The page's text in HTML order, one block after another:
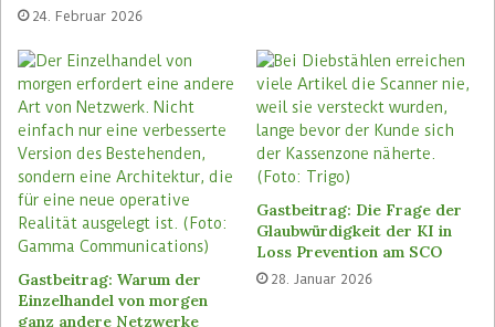
In Märkten der deutschen Rewe-Gruppe finden
Verbraucher den Nutri-Score bei einzelnen
Produktgruppen im Tiefkühl-Regal sowohl auf Produkten
24. Februar 2026
Gastbeitrag: Warum der
Einzelhandel von morgen
ganz andere Netzwerke
Gastbeitrag: Die Frage der
Glaubwürdigkeit der KI in
Loss Prevention am SCO
28. Januar 2026